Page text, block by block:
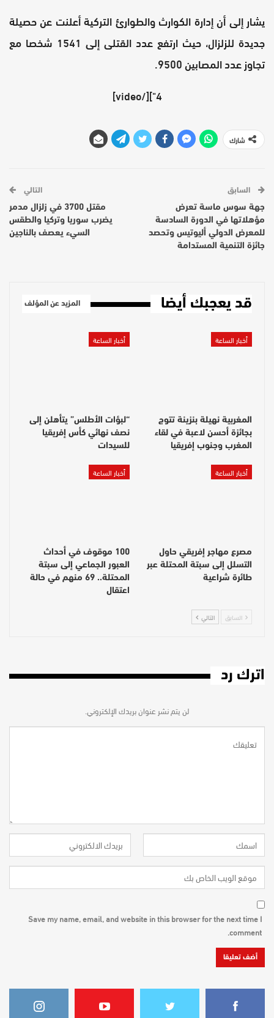
يشار إلى أن إدارة الكوارث والطوارئ التركية أعلنت عن حصيلة
جديدة للزلزال، حيث ارتفع عدد القتلى إلى 1541 شخصا مع
تجاوز عدد المصابين 9500.
4"][/video]
شارك
السابق
جهة سوس ماسة تعرض
مؤهلاتها في الدورة السادسة
للمعرض الدولي أليوتيس وتحصد
جائزة التنمية المستدامة
التالي
مقتل 3700 في زلزال مدمر
يضرب سوريا وتركيا والطقس
السيء يعصف بالناجين
قد يعجبك أيضا المزيد عن المؤلف
أخبار الساعة
المغربية نهيلة بنزينة تتوج
بجائزة أحسن لاعبة في لقاء
المغرب وجنوب إفريقيا
أخبار الساعة
“لبؤات الأطلس” يتأهلن إلى
نصف نهائي كأس إفريقيا
للسيدات
أخبار الساعة
مصرع مهاجر إفريقي حاول
التسلل إلى سبتة المحتلة عبر
طائرة شراعية
أخبار الساعة
100 موقوف في أحداث
العبور الجماعي إلى سبتة
المحتلة.. 69 منهم في حالة
اعتقال
السابق التالي
اترك رد
لن يتم نشر عنوان بريدك الإلكتروني.
Save my name, email, and website in this browser for the next time I
comment.